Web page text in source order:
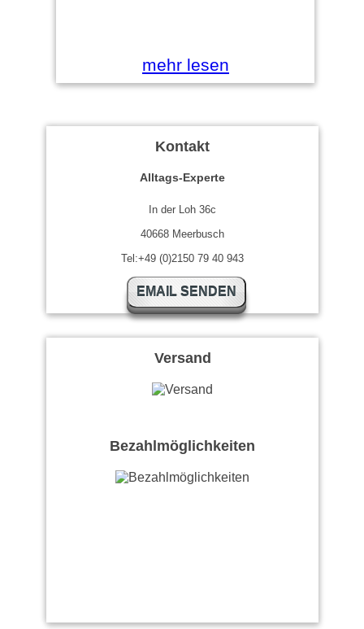
mehr lesen
Kontakt
Alltags-Experte
In der Loh 36c
40668 Meerbusch
Tel:+49 (0)2150 79 40 943
EMAIL SENDEN
Versand
Bezahlmöglichkeiten